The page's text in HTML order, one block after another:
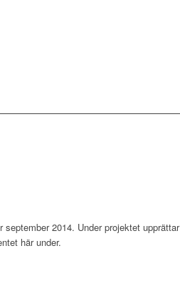
2014. Under projektet
här under.